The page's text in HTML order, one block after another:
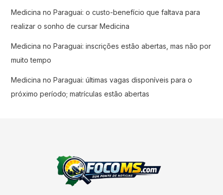
Medicina no Paraguai: o custo-benefício que faltava para
realizar o sonho de cursar Medicina
Medicina no Paraguai: inscrições estão abertas, mas não por
muito tempo
Medicina no Paraguai: últimas vagas disponíveis para o
próximo período; matrículas estão abertas